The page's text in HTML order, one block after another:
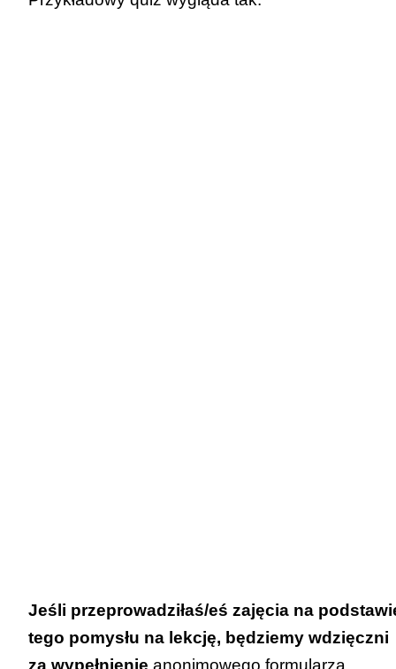
Jeśli przeprowadziłaś/eś zajęcia na
tego pomysłu na lekcję, będziemy wdzięczni
za wypełnienie anonimowego formularza